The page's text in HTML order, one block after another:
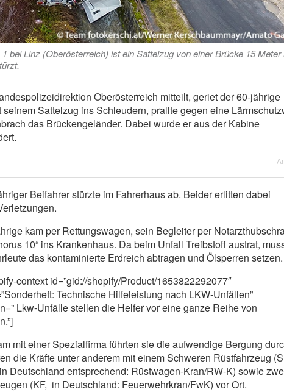
bei Linz (Oberösterreich) ist ein Sattelzug von einer Brücke 15 Meter
Oberösterreich mitteilt, geriet der 60-jährige
seinem Sattelzug ins Schleudern, prallte gegen eine
das Brückengeländer. Dabei wurde er aus der Kabine
Beifahrer stürzte im Fahrerhaus ab. Beider erlitten dabei
kam per Rettungswagen, sein Begleiter per
10“ ins Krankenhaus. Da beim Unfall Treibstoff austrat,
das kontaminierte Erdreich abtragen und Ölsperren setzen.
context id=”gid://shopify/Product/1653822292077″
Technische Hilfeleistung nach LKW-Unfällen”
Lkw-Unfälle stellen die Helfer vor eine ganze Reihe von
mit einer Spezialfirma führten sie die aufwendige Bergung
die Kräfte unter anderem mit einem Schweren Rüstfahrzeug
Deutschland entsprechend: Rüstwagen-Kran/RW-K) sowie
(KF, in Deutschland: Feuerwehrkran/FwK) vor Ort.